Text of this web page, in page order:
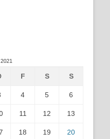
F S S
4 5 6
11 12 13
18 19 20